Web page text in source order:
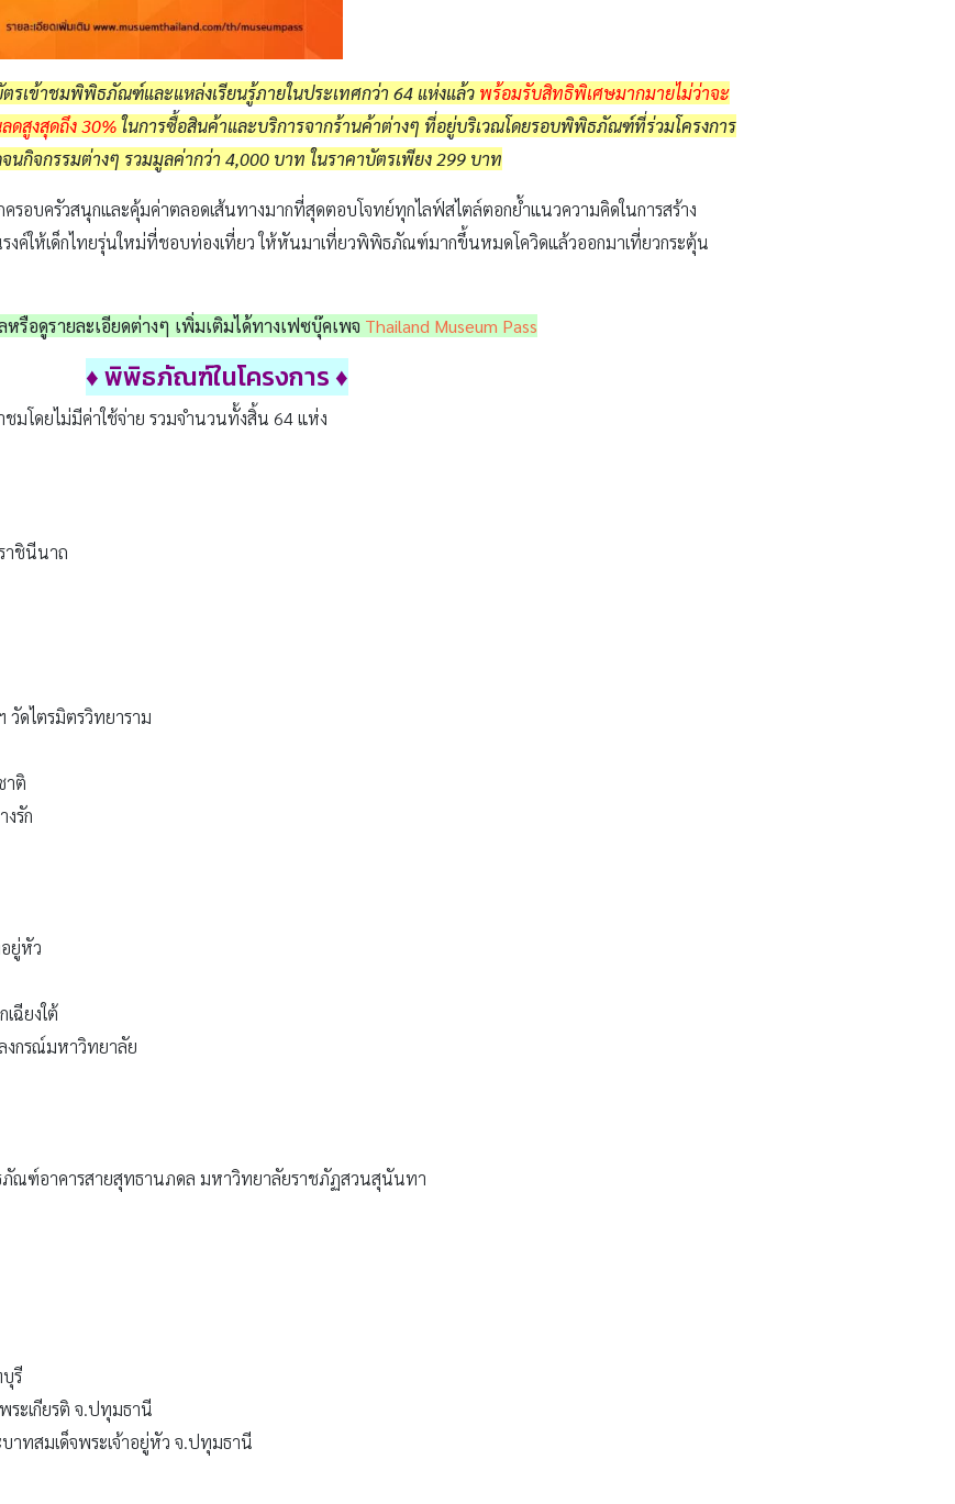
เข้าชมพิพิธภัณฑ์และแหล่งเรียนรู้ภายในประเทศกว่า 64 แห่งแล้ว พร้อมรับสิทธิพิเศษมากมายไม่ว่าจะ
ดสูงสุดถึง 30%ในการซื้อสินค้าและบริการจากร้านค้าต่างๆ ที่อยู่บริเวณโดยรอบพิพิธภัณฑ์ที่ร่วมโครงการ
นกิจกรรมต่างๆ รวมมูลค่ากว่า 4,000 บาท ในราคาบัตรเพียง 299 บาท
ครอบครัวสนุกและคุ้มค่าตลอดเส้นทางมากที่สุดตอบโจทย์ทุกไลฟ์สไตล์ตอกย้ำแนวความคิดในการสร้าง
รงค์ให้เด็กไทยรุ่นใหม่ที่ชอบท่องเที่ยว ให้หันมาเที่ยวพิพิธภัณฑ์มากขึ้นหมดโควิดแล้วออกมาเที่ยวกระตุ้น
รือดูรายละเอียดต่างๆ เพิ่มเติมได้ทางเฟซบุ๊คเพจ Thailand Museum Pass
♦ พิพิธภัณฑ์ในโครงการ ♦
ชมโดยไม่มีค่าใช้จ่าย รวมจำนวนทั้งสิ้น 64 แห่ง
าชินีนาถ
ดไตรมิตรวิทยาราม
าติ
รัก
ยู่หัว
ฉียงใต้
กรณ์มหาวิทยาลัย
ณฑ์อาคารสายสุทธานภดล มหาวิทยาลัยราชภัฏสวนสุนันทา
รี
ะเกียรติ จ.ปทุมธานี
าทสมเด็จพระเจ้าอยู่หัว จ.ปทุมธานี